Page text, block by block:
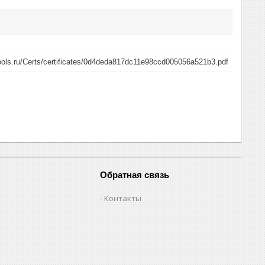
Certs/certificates/0d4deda817dc11e98ccd005056a521b3.pdf
Обратная связь
Контакты